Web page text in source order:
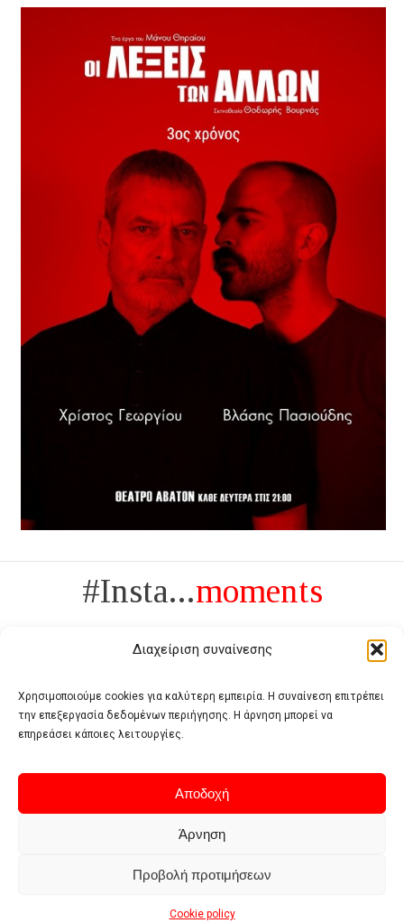
Διαχείριση συναίνεσης
Χρησιμοποιούμε cookies για καλύτερη εμπειρία. Η συναίνεση επιτρέπει
την επεξεργασία δεδομένων περιήγησης. Η άρνηση μπορεί να
επηρεάσει κάποιες λειτουργίες.
Αποδοχή
Άρνηση
Προβολή προτιμήσεων
Cookie policy
#Insta...moments
Πολυτέλεια δεν είναι το αντίθετο της ανέχειας, είναι το αντίθετο της
Terms of use Privacy policy Cookie policy
© 2026 - Deluxe. All Rights Reserved.